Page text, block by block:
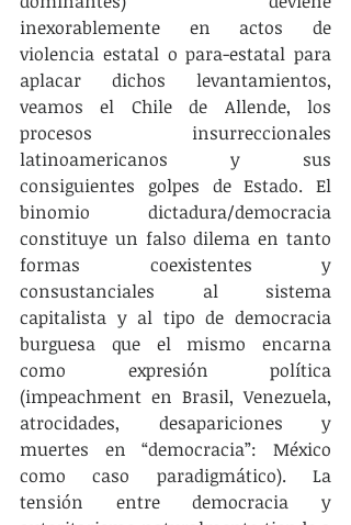
inexorablemente en actos de
violencia estatal o para-estatal para
aplacar dichos levantamientos,
veamos el Chile de Allende, los
procesos insurreccionales
latinoamericanos y sus
consiguientes golpes de Estado. El
binomio dictadura/democracia
constituye un falso dilema en tanto
formas coexistentes y
consustanciales al sistema
capitalista y al tipo de democracia
burguesa que el mismo encarna
como expresión política
(impeachment en Brasil, Venezuela,
atrocidades, desapariciones y
muertes en “democracia”: México
como caso paradigmático). La
tensión entre democracia y